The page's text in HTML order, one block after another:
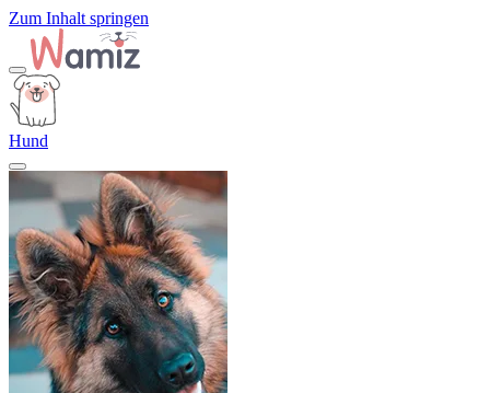
Zum Inhalt springen
Hund